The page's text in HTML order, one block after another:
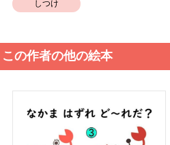
しつけ
この作者の他の絵本